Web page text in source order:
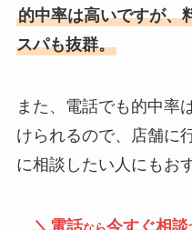
的中率は高いですが、
スパも抜群。
また、電話でも的中率
けられるので、店舗に
に相談したい人にもお
＼電話 今すぐ相談